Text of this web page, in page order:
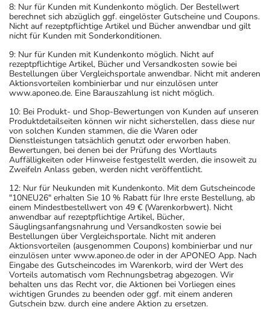
8: Nur für Kunden mit Kundenkonto möglich. Der Bestellwert
berechnet sich abzüglich ggf. eingelöster Gutscheine und Coupons.
Nicht auf rezeptpflichtige Artikel und Bücher anwendbar und gilt
nicht für Kunden mit Sonderkonditionen.
9: Nur für Kunden mit Kundenkonto möglich. Nicht auf
rezeptpflichtige Artikel, Bücher und Versandkosten sowie bei
Bestellungen über Vergleichsportale anwendbar. Nicht mit anderen
Aktionsvorteilen kombinierbar und nur einzulösen unter
www.aponeo.de. Eine Barauszahlung ist nicht möglich.
10: Bei Produkt- und Shop-Bewertungen von Kunden auf unseren
Produktdetailseiten können wir nicht sicherstellen, dass diese nur
von solchen Kunden stammen, die die Waren oder
Dienstleistungen tatsächlich genutzt oder erworben haben.
Bewertungen, bei denen bei der Prüfung des Wortlauts
Auffälligkeiten oder Hinweise festgestellt werden, die insoweit zu
Zweifeln Anlass geben, werden nicht veröffentlicht.
12: Nur für Neukunden mit Kundenkonto. Mit dem Gutscheincode
"10NEU26" erhalten Sie 10 % Rabatt für Ihre erste Bestellung, ab
einem Mindestbestellwert von 49 € (Warenkorbwert). Nicht
anwendbar auf rezeptpflichtige Artikel, Bücher,
Säuglingsanfangsnahrung und Versandkosten sowie bei
Bestellungen über Vergleichsportale. Nicht mit anderen
Aktionsvorteilen (ausgenommen Coupons) kombinierbar und nur
einzulösen unter www.aponeo.de oder in der APONEO App. Nach
Eingabe des Gutscheincodes im Warenkorb, wird der Wert des
Vorteils automatisch vom Rechnungsbetrag abgezogen. Wir
behalten uns das Recht vor, die Aktionen bei Vorliegen eines
wichtigen Grundes zu beenden oder ggf. mit einem anderen
Gutschein bzw. durch eine andere Aktion zu ersetzen.